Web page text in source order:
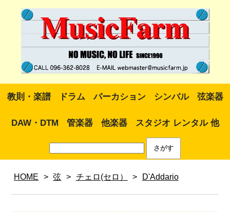
教則・楽譜 ドラム パーカション シンバル 弦楽器
DAW・DTM 管楽器 他楽器 スタジオ レンタル 他
HOME > 弦 > チェロ(セロ） > D'Addario